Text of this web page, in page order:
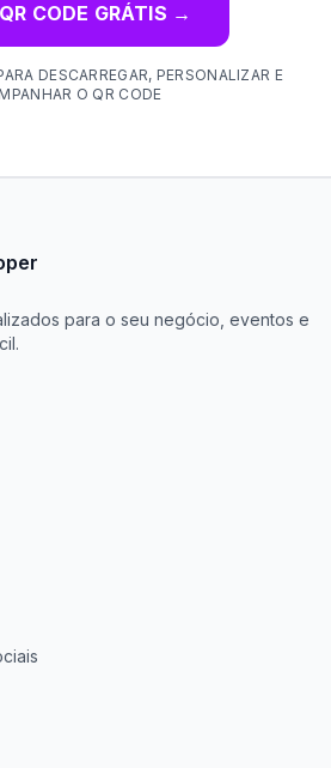
CODE GRÁTIS →
DESCARREGAR, PERSONALIZAR E
O QR CODE
para o seu negócio, eventos e